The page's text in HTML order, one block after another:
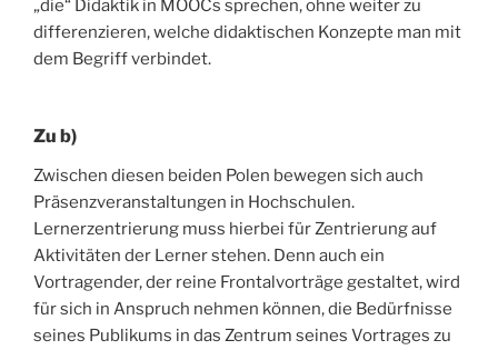
„die“ Didaktik in MOOCs sprechen, ohne weiter zu
differenzieren, welche didaktischen Konzepte man mit
dem Begriff verbindet.
Zu b)
Zwischen diesen beiden Polen bewegen sich auch
Präsenzveranstaltungen in Hochschulen.
Lernerzentrierung muss hierbei für Zentrierung auf
Aktivitäten der Lerner stehen. Denn auch ein
Vortragender, der reine Frontalvorträge gestaltet, wird
für sich in Anspruch nehmen können, die Bedürfnisse
seines Publikums in das Zentrum seines Vortrages zu